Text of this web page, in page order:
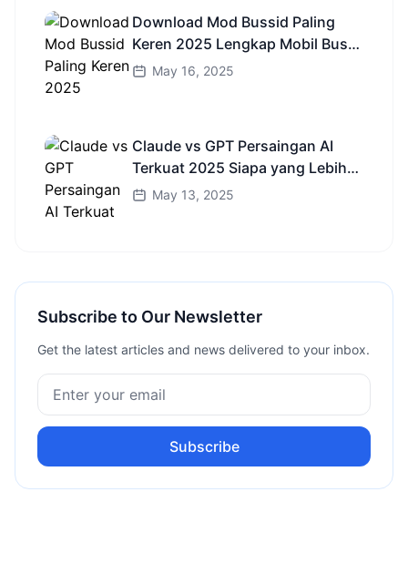
Download Mod Bussid Paling
Keren 2025 Lengkap Mobil Bus
dan Truk HD
May 16, 2025
Claude vs GPT Persaingan AI
Terkuat 2025 Siapa yang Lebih
Cerdas?
May 13, 2025
Subscribe to Our Newsletter
Get the latest articles and news delivered to your inbox.
Subscribe